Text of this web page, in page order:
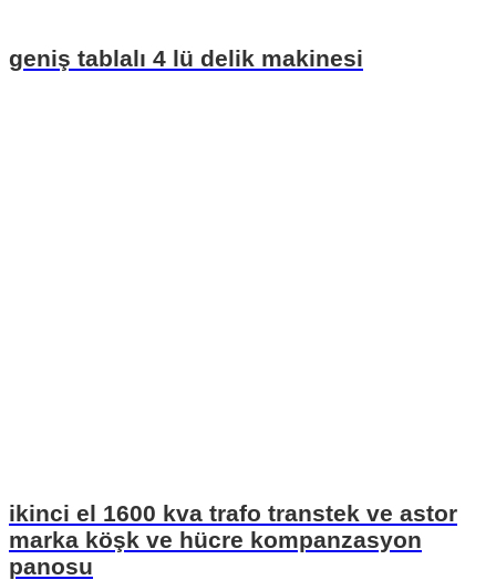
geniş tablalı 4 lü delik makinesi
ikinci el 1600 kva trafo transtek ve astor
marka köşk ve hücre kompanzasyon
panosu